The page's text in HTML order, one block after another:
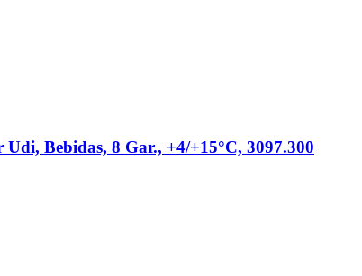
Bebidas, 8 Gar., +4/+15°C, 3097.300